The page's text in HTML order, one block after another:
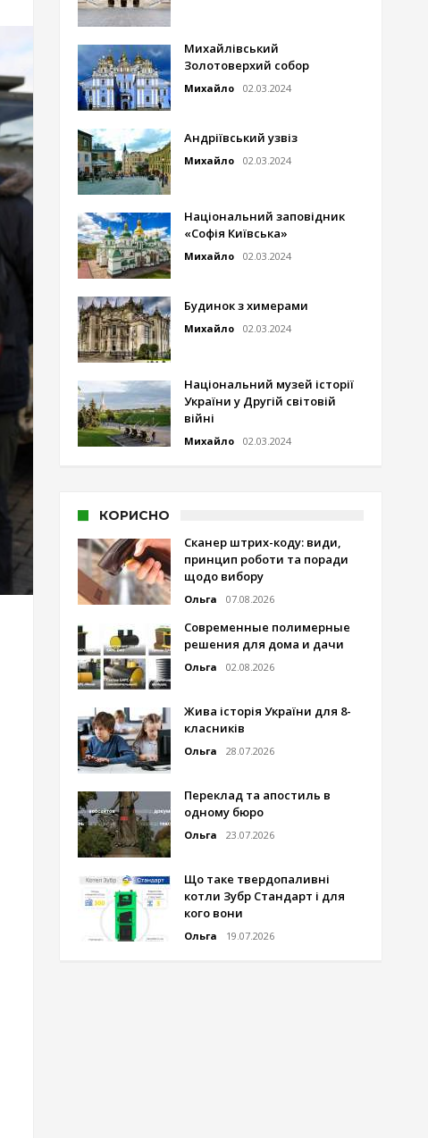
Михайлівський
Золотоверхий собор
Михайло 02.03.2024
Андріївський узвіз
Михайло 02.03.2024
Національний заповідник
«Софія Київська»
Михайло 02.03.2024
Будинок з химерами
Михайло 02.03.2024
Національний музей історії
України у Другій світовій
війні
Михайло 02.03.2024
КОРИСНО
Сканер штрих-коду: види,
принцип роботи та поради
щодо вибору
Ольга 07.08.2026
Современные полимерные
решения для дома и дачи
Ольга 02.08.2026
Жива історія України для 8-
класників
Ольга 28.07.2026
Переклад та апостиль в
одному бюро
Ольга 23.07.2026
Що таке твердопаливні
котли Зубр Стандарт і для
кого вони
Ольга 19.07.2026